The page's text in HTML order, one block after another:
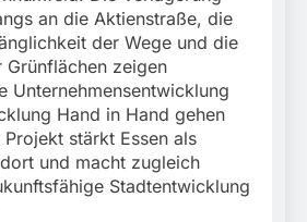
an die Aktienstraße, die
der Wege und die
zeigen
Unternehmensentwicklung
Hand in Hand gehen
stärkt Essen als
und macht zugleich
Stadtentwicklung